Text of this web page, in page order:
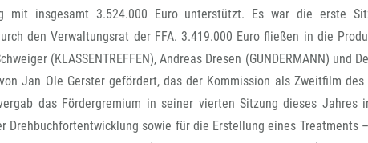
mit insgesamt 3.524.000 Euro unterstützt. Es war die erste
den Verwaltungsrat der FFA. 3.419.000 Euro fließen in die
(KLASSENTREFFEN), Andreas Dresen (GUNDERMANN) und
Jan Ole Gerster gefördert, das der Kommission als Zweitfilm des
das Fördergremium in seiner vierten Sitzung dieses Jahres
Drehbuchfortentwicklung sowie für die Erstellung eines Treatments